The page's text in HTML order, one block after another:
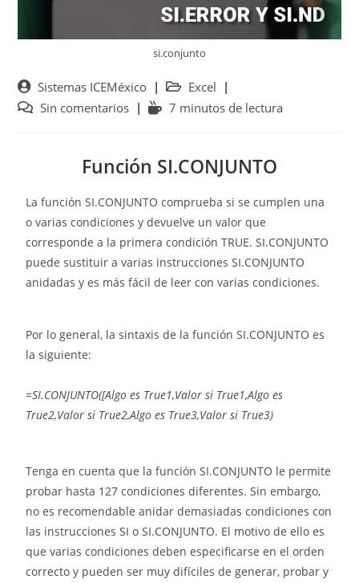
si.conjunto
Sistemas ICEMéxico
Excel
Sin comentarios
7 minutos de lectura
Función SI.CONJUNTO
La función SI.CONJUNTO comprueba si se cumplen una
o varias condiciones y devuelve un valor que
corresponde a la primera condición TRUE. SI.CONJUNTO
puede sustituir a varias instrucciones SI.CONJUNTO
anidadas y es más fácil de leer con varias condiciones.
Por lo general, la sintaxis de la función SI.CONJUNTO es
la siguiente:
=SI.CONJUNTO([Algo es True1,Valor si True1,Algo es
True2,Valor si True2,Algo es True3,Valor si True3)
Tenga en cuenta que la función SI.CONJUNTO le permite
probar hasta 127 condiciones diferentes. Sin embargo,
no es recomendable anidar demasiadas condiciones con
las instrucciones SI o SI.CONJUNTO. El motivo de ello es
que varias condiciones deben especificarse en el orden
correcto y pueden ser muy difíciles de generar, probar y